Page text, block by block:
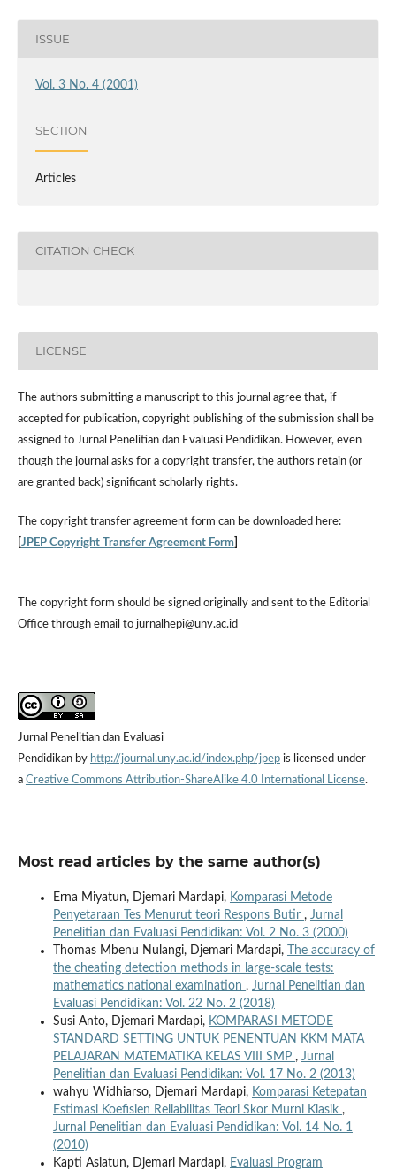
ISSUE
Vol. 3 No. 4 (2001)
SECTION
Articles
CITATION CHECK
LICENSE
The authors submitting a manuscript to this journal agree that, if
accepted for publication, copyright publishing of the submission shall be
assigned to Jurnal Penelitian dan Evaluasi Pendidikan. However, even
though the journal asks for a copyright transfer, the authors retain (or
are granted back) significant scholarly rights.
Thecopyright transfer agreement form can be downloaded here:
JPEP Copyright Transfer Agreement Form]
The copyright form should be signed originally and sent to the Editorial
Office through email to jurnalhepi@uny.ac.id
Jurnal Penelitian dan Evaluasi
Pendidikan by http://journal.uny.ac.id/index.php/jpepis licensed under
a Creative Commons Attribution-ShareAlike 4.0 International License.
Most read articles by the same author(s)
Erna Miyatun, Djemari Mardapi, Komparasi Metode
Penyetaraan Tes Menurut teori Respons Butir , Jurnal
Penelitian dan Evaluasi Pendidikan: Vol. 2 No. 3 (2000)
Thomas Mbenu Nulangi, Djemari Mardapi,
The accuracy of
the cheating detection methods in large-scale tests:
mathematics national examination , Jurnal Penelitian dan
Evaluasi Pendidikan: Vol. 22 No. 2 (2018)
Susi Anto, Djemari Mardapi, KOMPARASI METODE
STANDARD SETTING UNTUK PENENTUAN KKM MATA
PELAJARAN MATEMATIKA KELAS VIII SMP , Jurnal
Penelitian dan Evaluasi Pendidikan: Vol. 17 No. 2 (2013)
wahyu Widhiarso, Djemari Mardapi, Komparasi Ketepatan
Estimasi Koefisien Reliabilitas Teori Skor Murni Klasik ,
Jurnal Penelitian dan Evaluasi Pendidikan: Vol. 14 No. 1
(2010)
Kapti Asiatun, Djemari Mardapi, Evaluasi Program